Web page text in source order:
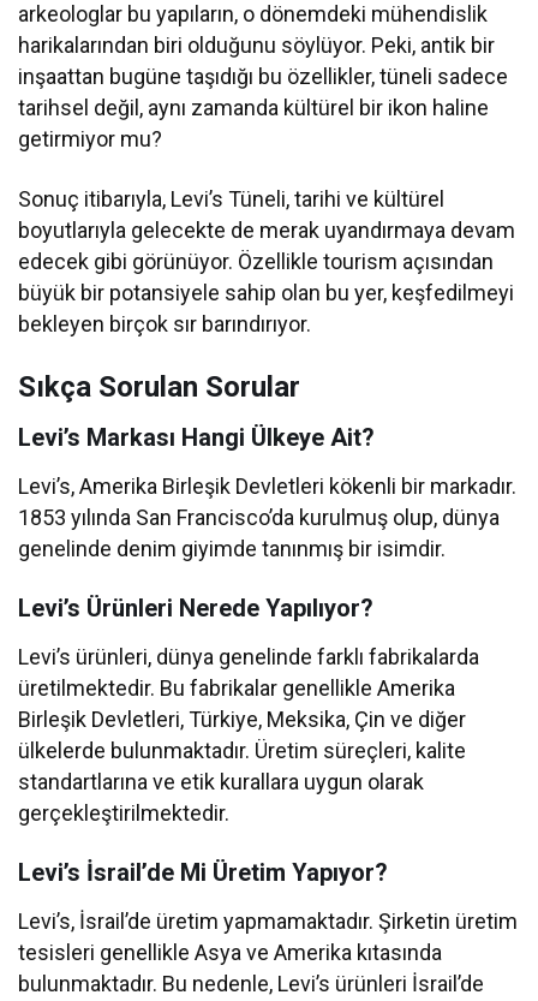
arkeologlar bu yapıların, o dönemdeki mühendislik
harikalarından biri olduğunu söylüyor. Peki, antik bir
inşaattan bugüne taşıdığı bu özellikler, tüneli sadece
tarihsel değil, aynı zamanda kültürel bir ikon haline
getirmiyor mu?
Sonuç itibarıyla, Levi’s Tüneli, tarihi ve kültürel
boyutlarıyla gelecekte de merak uyandırmaya devam
edecek gibi görünüyor. Özellikle tourism açısından
büyük bir potansiyele sahip olan bu yer, keşfedilmeyi
bekleyen birçok sır barındırıyor.
Sıkça Sorulan Sorular
Levi’s Markası Hangi Ülkeye Ait?
Levi’s, Amerika Birleşik Devletleri kökenli bir markadır.
1853 yılında San Francisco’da kurulmuş olup, dünya
genelinde denim giyimde tanınmış bir isimdir.
Levi’s Ürünleri Nerede Yapılıyor?
Levi’s ürünleri, dünya genelinde farklı fabrikalarda
üretilmektedir. Bu fabrikalar genellikle Amerika
Birleşik Devletleri, Türkiye, Meksika, Çin ve diğer
ülkelerde bulunmaktadır. Üretim süreçleri, kalite
standartlarına ve etik kurallara uygun olarak
gerçekleştirilmektedir.
Levi’s İsrail’de Mi Üretim Yapıyor?
Levi’s, İsrail’de üretim yapmamaktadır. Şirketin üretim
tesisleri genellikle Asya ve Amerika kıtasında
bulunmaktadır. Bu nedenle, Levi’s ürünleri İsrail’de